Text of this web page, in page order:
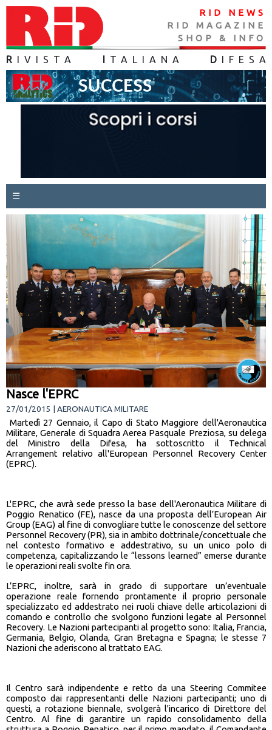
RID NEWS
RID MAGAZINE
SHOP & INFO
R IVISTA TALIANA D IFES A
☰
Nasce l'EPRC
27/01/2015 | AERONAUTICA MILITARE
Martedì 27 Gennaio, il Capo di Stato Maggiore dell'Aeronautica
Militare, Generale di Squadra Aerea Pasquale Preziosa, su delega
del Ministro della Difesa, ha sottoscritto il Technical
Arrangement relativo all'European Personnel Recovery Center
(EPRC).
L'EPRC, che avrà sede presso la base dell'Aeronautica Militare di
Poggio Renatico (FE), nasce da una proposta dell’European Air
Group (EAG) al fine di convogliare tutte le conoscenze del settore
Personnel Recovery (PR), sia in ambito dottrinale/concettuale che
nel contesto formativo e addestrativo, su un unico polo di
competenza, capitalizzando le “lessons learned” emerse durante
le operazioni reali svolte fin ora.
L’EPRC, inoltre, sarà in grado di supportare un’eventuale
operazione reale fornendo prontamente il proprio personale
specializzato ed addestrato nei ruoli chiave delle articolazioni di
comando e controllo che svolgono funzioni legate al Personnel
Recovery. Le Nazioni partecipanti al progetto sono: Italia, Francia,
Germania, Belgio, Olanda, Gran Bretagna e Spagna; le stesse 7
Nazioni che aderiscono al trattato EAG.
Il Centro sarà indipendente e retto da una Steering Commitee
composto dai rappresentanti delle Nazioni partecipanti; uno di
questi, a rotazione biennale, svolgerà l'incarico di Direttore del
Centro. Al fine di garantire un rapido consolidamento della